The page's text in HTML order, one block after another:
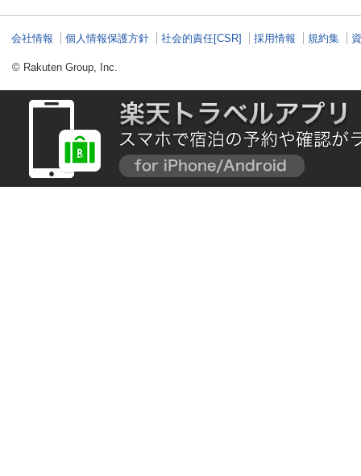
会社情報 個人情報保護方針 社会的責任[CSR] 採用情報 規約集
© Rakuten Group, Inc.